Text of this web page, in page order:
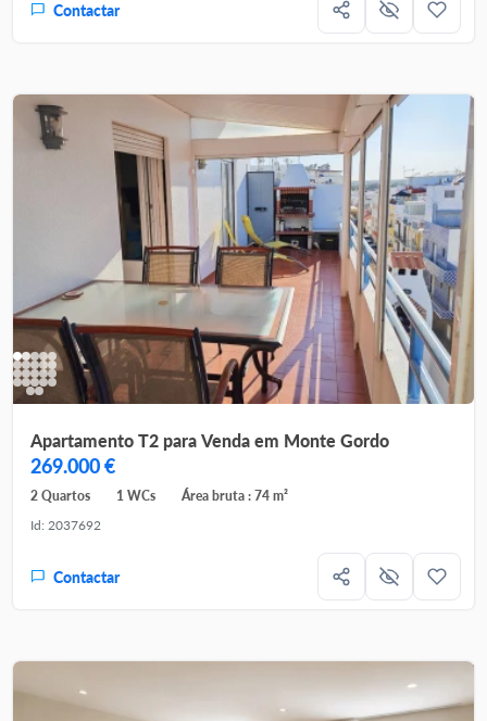
Contactar
Apartamento T2 para Venda em Monte Gordo
269.000 €
2 Quartos 1 WCs
Área bruta : 74 m²
Id: 2037692
Contactar